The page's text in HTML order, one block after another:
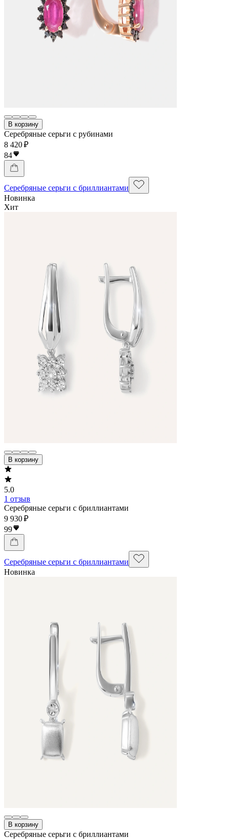
В корзину
Серебряные серьги с рубинами
8 420 ₽
84
Серебряные серьги с бриллиантами
Новинка
Хит
В корзину
5.0
1 отзыв
Серебряные серьги с бриллиантами
9 930 ₽
99
Серебряные серьги с бриллиантами
Новинка
В корзину
Серебряные серьги с бриллиантами